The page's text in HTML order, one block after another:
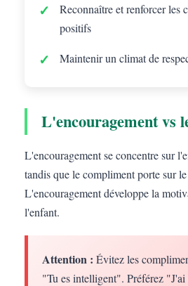
Reconnaître et renforcer les
positifs
Maintenir un climat de
L'encouragement vs
L'encouragement se concentre sur
tandis que le compliment porte sur
L'encouragement développe la
l'enfant.
Attention : Évitez les
"Tu es intelligent". Préférez "J'ai